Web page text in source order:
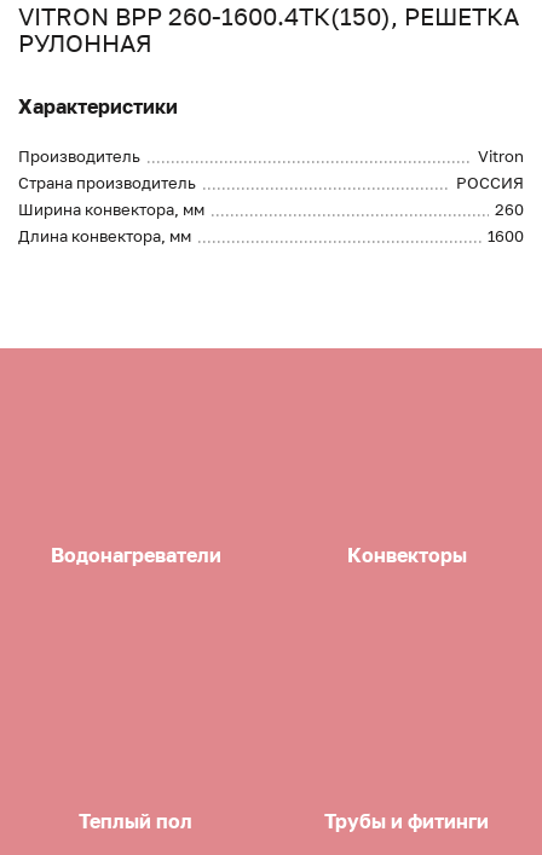
VITRON ВРР 260-1600.4ТК(150), РЕШЕТКА
РУЛОННАЯ
Характеристики
Производитель
Vitron
Страна производитель
РОССИЯ
Ширина конвектора, мм
260
Длина конвектора, мм
1600
Водонагреватели Конвекторы
Теплый пол Трубы и фитинги